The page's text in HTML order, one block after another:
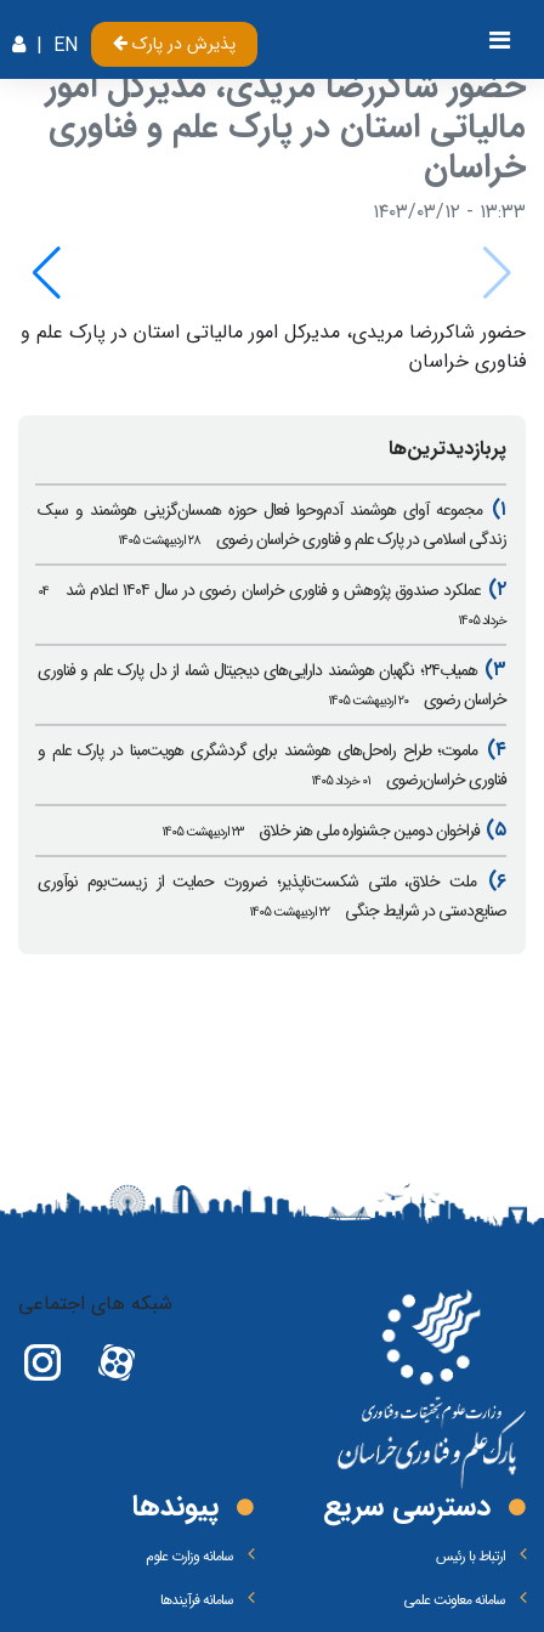
EN
| پذیرش در پارک
حضور شاکررضا مریدی، مدیرکل امور
مالیاتی استان در پارک علم و فناوری
خراسان
۱۳:۳۳ - ۱۴۰۳/۰۳/۱۲
حضور شاکررضا مریدی، مدیرکل امور مالیاتی استان در پارک علم و
فناوری خراسان
پربازدیدترین‌ها
۱)
مجموعه آوای هوشمند آدم‌وحوا فعال حوزه همسان‌گزینی هوشمند و سبک
زندگی اسلامی در پارک علم و فناوری خراسان رضوی
۲۸ اردیبهشت ۱۴۰۵
۲) عملکرد صندوق پژوهش و فناوری خراسان رضوی در سال ۱۴۰۴ اعلام شد
۰۴
خرداد ۱۴۰۵
۳)
همیاب۲۴؛ نگهبان هوشمند دارایی‌های دیجیتال شما، از دل پارک علم و فناوری
خراسان رضوی
۲۰ اردیبهشت ۱۴۰۵
۴)
ماموت؛ طراح راه‌حل‌های هوشمند برای گردشگری هویت‌مبنا در پارک علم و
فناوری خراسان‌رضوی
۰۱ خرداد ۱۴۰۵
۵) فراخوان دومین جشنواره ملی هنر خلاق ۲۳ اردیبهشت ۱۴۰۵
۶)
ملت خلاق، ملتی شکست‌ناپذیر؛ ضرورت حمایت از زیست‌بوم نوآوری
صنایع‌دستی در شرایط جنگی
۲۲ اردیبهشت ۱۴۰۵
شبکه های اجتماعی
دسترسی سریع
ارتباط با رئیس
سامانه معاونت علمی
پیوند‌ها
سامانه وزارت علوم
سامانه فرآیندها